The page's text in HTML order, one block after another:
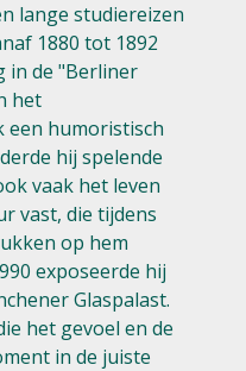
lange studiereizen
1880 tot 1892
in de "Berliner
het
een humoristisch
hij spelende
vaak het leven
vast, die tijdens
op hem
exposeerde hij
Glaspalast.
het gevoel en de
in de juiste